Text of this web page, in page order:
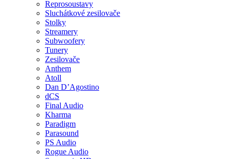
Reprosoustavy
Sluchátkové zesilovače
Stolky
Streamery
Subwoofery
Tunery
Zesilovače
Anthem
Atoll
Dan D’Agostino
dCS
Final Audio
Kharma
Paradigm
Parasound
PS Audio
Rogue Audio